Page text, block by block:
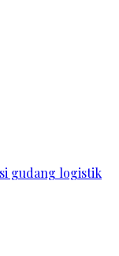
gudang logistik